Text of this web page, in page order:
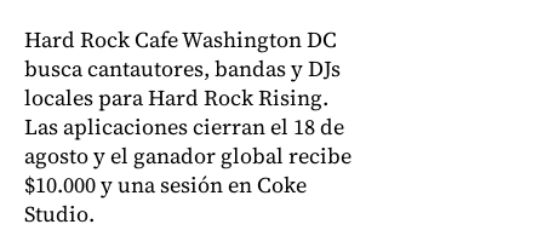
Hard Rock Cafe Washington DC
busca cantautores, bandas y DJs
locales para Hard Rock Rising.
Las aplicaciones cierran el 18 de
agosto y el ganador global recibe
$10.000 y una sesión en Coke
Studio.